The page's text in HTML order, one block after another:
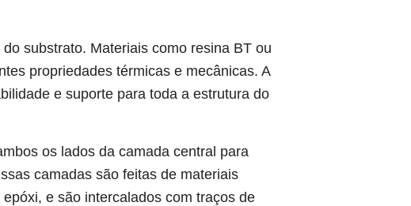
substrato. Materiais como resina BT ou
propriedades térmicas e mecânicas. A
e suporte para toda a estrutura do
os lados da camada central para
camadas são feitas de materiais
e são intercalados com traços de